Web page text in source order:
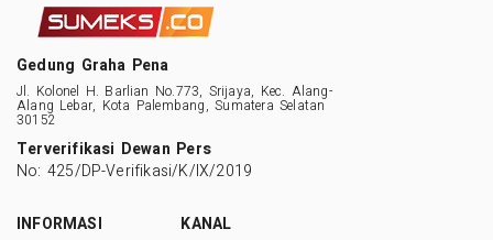
Gedung Graha Pena
Jl. Kolonel H. Barlian No.773, Srijaya, Kec. Alang-
Alang Lebar, Kota Palembang, Sumatera Selatan
30152
Terverifikasi Dewan Pers
No: 425/DP-Verifikasi/K/IX/2019
INFORMASI
KANAL